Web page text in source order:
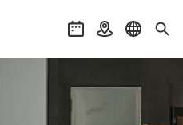
Veranstaltungen
AnreiseSprache